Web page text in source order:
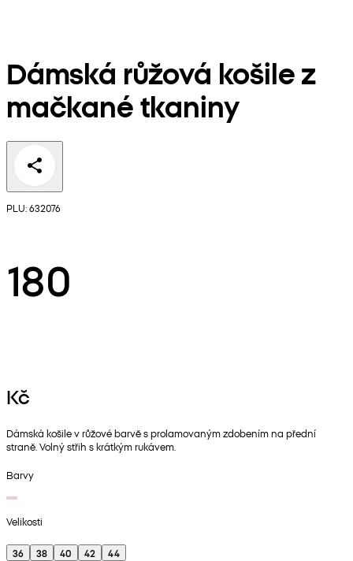
Dámská růžová košile z
mačkané tkaniny
PLU: 632076
180
Kč
Dámská košile v růžové barvě s prolamovaným zdobením na přední
straně. Volný střih s krátkým rukávem.
Barvy
Velikosti
36 38 40 42
44